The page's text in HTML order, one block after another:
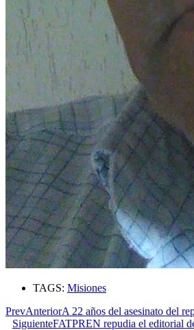
TAGS: Misiones
PrevAnteriorA 22 años del asesinato del
SiguienteFATPREN repudia el editorial